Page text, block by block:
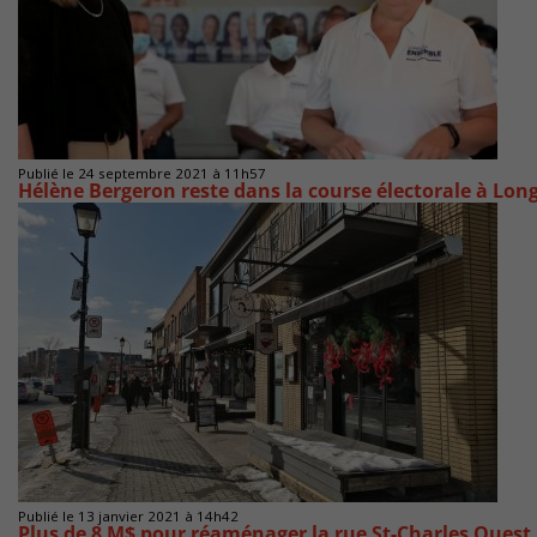
Publié le 24 septembre 2021 à 11h57
Hélène Bergeron reste dans la course électorale à
Publié le 13 janvier 2021 à 14h42